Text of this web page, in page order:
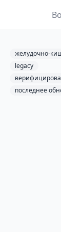
желудочно-
legacy
последнее